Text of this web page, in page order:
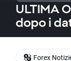
ULTIMA
dopo i
Forex